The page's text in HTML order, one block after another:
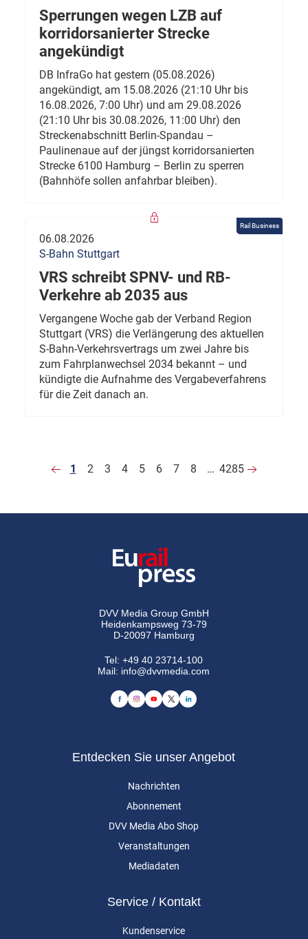
Sperrungen wegen LZB auf
korridorsanierter Strecke
angekündigt
DB InfraGo hat gestern (05.08.2026)
angekündigt, am 15.08.2026 (21:10 Uhr bis
16.08.2026, 7:00 Uhr) und am 29.08.2026
(21:10 Uhr bis 30.08.2026, 11:00 Uhr) den
Streckenabschnitt Berlin-Spandau –
Paulinenaue auf der jüngst korridorsanierten
Strecke 6100 Hamburg – Berlin zu sperren
(Bahnhöfe sollen anfahrbar bleiben).
Rail Business
06.08.2026
S-Bahn Stuttgart
VRS schreibt SPNV- und RB-
Verkehre ab 2035 aus
Vergangene Woche gab der Verband Region
Stuttgart (VRS) die Verlängerung des aktuellen
S-Bahn-Verkehrsvertrags um zwei Jahre bis
zum Fahrplanwechsel 2034 bekannt – und
kündigte die Aufnahme des Vergabeverfahrens
für die Zeit danach an.
1 2 3 4 5 6 7 8 … 4285
DVV Media Group GmbH
Heidenkampsweg 73-79
D-20097 Hamburg
Tel:+49 40 23714-100
Mail: info@dvvmedia.com
Entdecken Sie unser Angebot
Nachrichten
Abonnement
DVV Media Abo Shop
Veranstaltungen
Mediadaten
Service / Kontakt
Kundenservice